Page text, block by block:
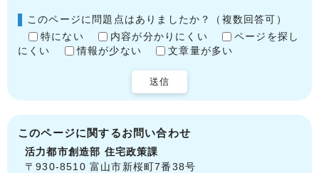
このページに問題点はありましたか？（複数回答可）
特にない
内容が分かりにくい
ページを探し
にくい
情報が少ない 文章量が多い
送信
このページに関するお問い合わせ
活力都市創造部 住宅政策課
〒930-8510 富山市新桜町7番38号